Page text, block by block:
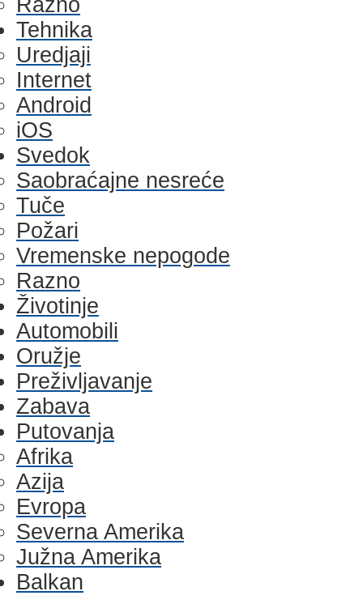
Razno
Tehnika
Uredjaji
Internet
Android
iOS
Svedok
Saobraćajne nesreće
Tuče
Požari
Vremenske nepogode
Razno
Životinje
Automobili
Oružje
Preživljavanje
Zabava
Putovanja
Afrika
Azija
Evropa
Severna Amerika
Južna Amerika
Balkan